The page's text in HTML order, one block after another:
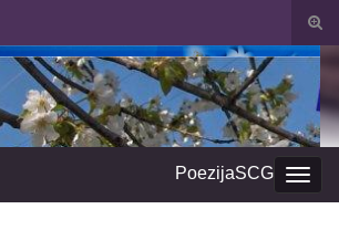
for:
PoezijaSCG